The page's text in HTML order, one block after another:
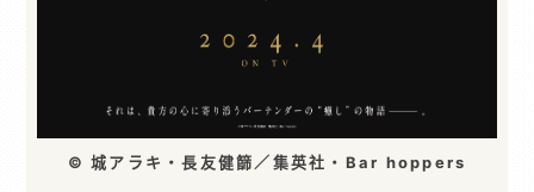
© 城アラキ・長友健篩／集英社・Bar hoppers